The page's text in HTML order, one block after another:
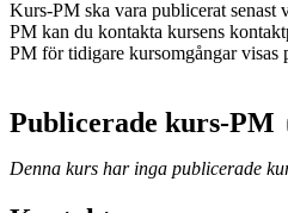
Kurs-PM ska vara publicerat senast
PM kan du kontakta kursens
PM för tidigare kursomgångar visas
Publicerade kurs-PM
Denna kurs har inga publicerade